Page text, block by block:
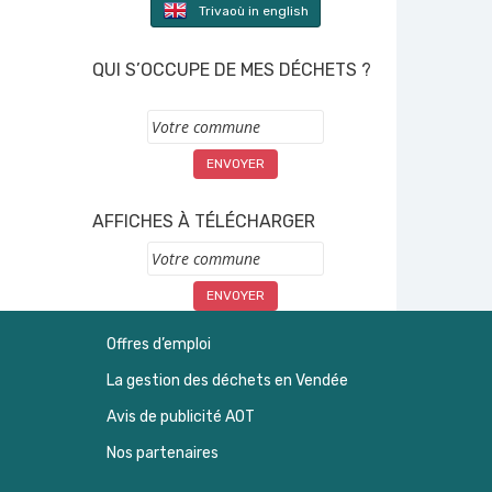
Trivaoù in english
QUI S’OCCUPE DE MES DÉCHETS ?
Commune
AFFICHES À TÉLÉCHARGER
Commune
Offres d’emploi
La gestion des déchets en Vendée
Avis de publicité AOT
Nos partenaires